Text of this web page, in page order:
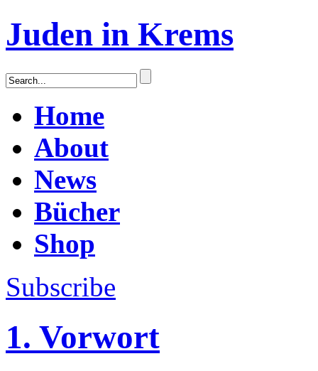
Juden in Krems
Home
About
News
Bücher
Shop
Subscribe
1. Vorwort